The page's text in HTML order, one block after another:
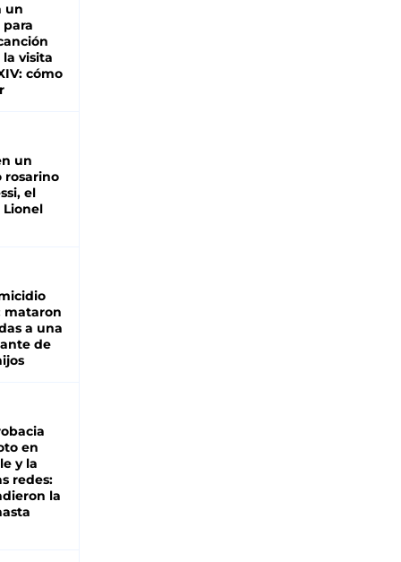
un
para
visita
cómo
un
rosarino
el
mataron
a una
de
en
y la
redes:
la